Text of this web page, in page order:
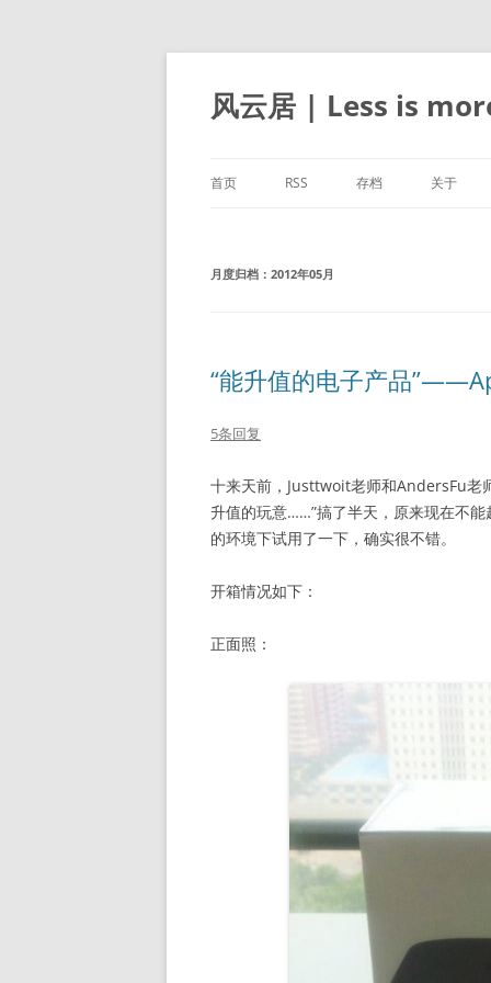
跳
正
文
风云居 | Less is
首页 RSS 存档 关于
月度归档： 2012年05月
“能升值的电子产品
5条回复
十来天前，Justtwoit老师和AndersFu老
升值的玩意……”搞了半天，原来现在不
的环境下试用了一下，确实很不错。
开箱情况如下：
正面照：